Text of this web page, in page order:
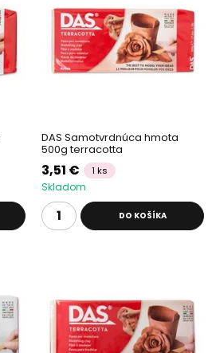
DAS Samotvrdnúca hmota
500g terracotta
3,51 € 1 ks
Skladom
DO KOŠÍKA